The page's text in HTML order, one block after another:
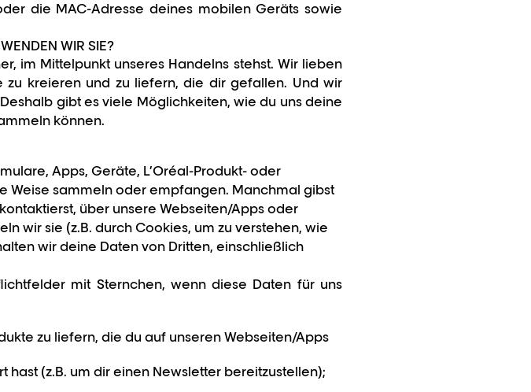
die MAC-Adresse deines mobilen Geräts sowie
WIR SIE?
im Mittelpunkt unseres Handelns stehst. Wir lieben
kreieren und zu liefern, die dir gefallen. Und wir
gibt es viele Möglichkeiten, wie du uns deine
können.
Apps, Geräte, L’Oréal-Produkt- oder
Weise sammeln oder empfangen. Manchmal gibst
über unsere Webseiten/Apps oder
wir sie (z.B. durch Cookies, um zu verstehen, wie
wir deine Daten von Dritten, einschließlich
mit Sternchen, wenn diese Daten für uns
zu liefern, die du auf unseren Webseiten/Apps
(z.B. um dir einen Newsletter bereitzustellen);